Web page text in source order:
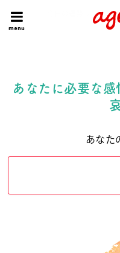
menu
HOME 今日の運勢ランキング
あなたに必要な
あなた